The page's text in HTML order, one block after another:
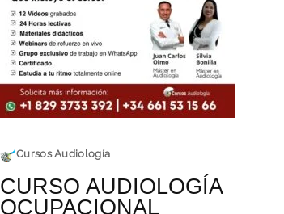
Cursos Audiología
CURSO AUDIOLOGÍA
OCUPACIONAL